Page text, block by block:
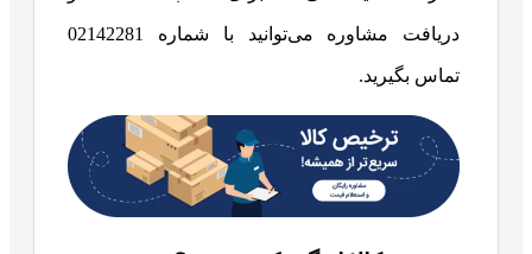
دریافت مشاوره می‌توانید با شماره 02142281
تماس بگیرید.